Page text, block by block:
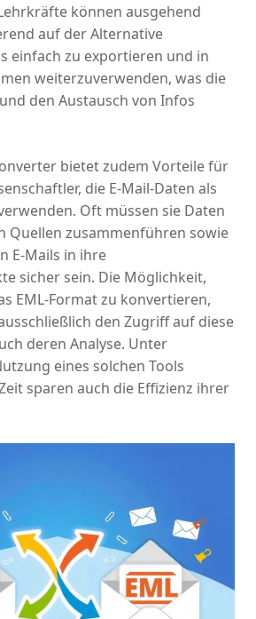
können ausgehend
auf der Alternative
einfach zu exportieren und in
weiterzuverwenden, was die
den Austausch von Infos
bietet zudem Vorteile für
die E-Mail-Daten als
Oft müssen sie Daten
Quellen zusammenführen sowie
E-Mails in ihre
sicher sein. Die Möglichkeit,
EML-Format zu konvertieren,
den Zugriff auf diese
deren Analyse. Unter
eines solchen Tools
sparen auch die Effizienz ihrer